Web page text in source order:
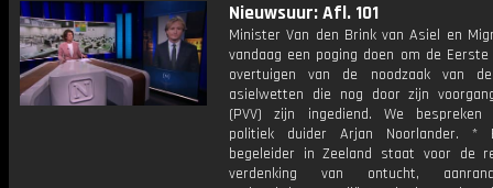
Nieuwsuur: Afl. 101
Minister Van den Brink van Asiel en
vandaag een poging doen om de
overtuigen van de noodzaak van
asielwetten die nog door zijn
(PVV) zijn ingediend. We
politiek duider Arjan Noorlander. *
begeleider in Zeeland staat voor de
verdenking van ontucht,